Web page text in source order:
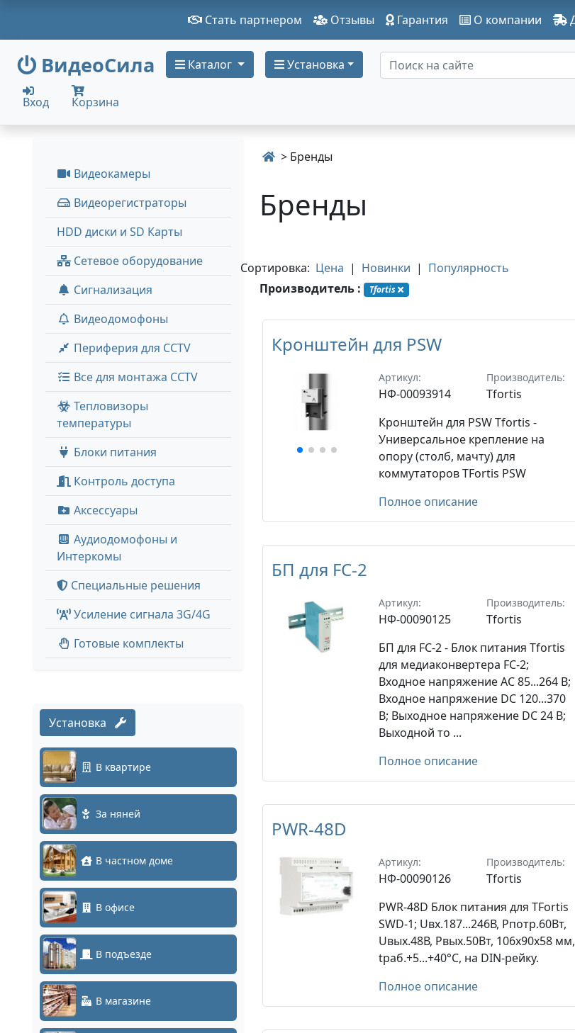
Стать партнером Отзывы Гарантия О компании
ВидеоСила Каталог Установка
Вход Корзина
Видеокамеры
Видеорегистраторы
HDD диски и SD Карты
Сетевое оборудование
Сигнализация
Видеодомофоны
Периферия для CCTV
Все для монтажа CCTV
Тепловизоры
температуры
Блоки питания
Контроль доступа
Аксессуары
Аудиодомофоны и
Интеркомы
Специальные решения
Усиление сигнала 3G/4G
Готовые комплекты
Установка
В квартире
За няней
В частном доме
В офисе
В подъезде
В магазине
> Бренды
Бренды
Сортировка: Цена | Новинки | Популярность
Производитель :
Tfortis
Кронштейн для PSW
Артикул:
НФ-00093914
Производитель:
Tfortis
Кронштейн для PSW Tfortis -
Универсальное крепление на
опору (столб, мачту) для
коммутаторов TFortis PSW
Полное описание
БП для FC-2
Артикул:
НФ-00090125
Производитель:
Tfortis
БП для FC-2 - Блок питания Tfortis
для медиаконвертера FC-2;
Входное напряжение AC 85...264 В;
Входное напряжение DC 120...370
В; Выходное напряжение DC 24 В;
Выходной то ...
Полное описание
PWR-48D
Артикул:
НФ-00090126
Производитель:
Tfortis
PWR-48D Блок питания для TFortis
SWD-1; Uвх.187...246В, Pпотр.60Вт,
Uвых.48В, Pвых.50Вт, 106х90х58 мм,
tраб.+5...+40°С, на DIN-рейку.
Полное описание